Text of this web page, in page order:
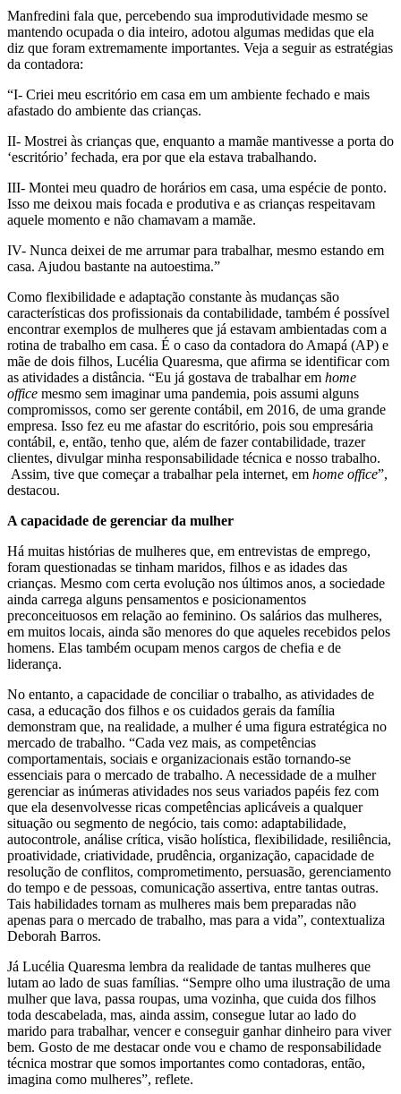
Manfredini fala que, percebendo sua improdutividade mesmo se
mantendo ocupada o dia inteiro, adotou algumas medidas que ela
diz que foram extremamente importantes. Veja a seguir as estratégias
da contadora:
“I- Criei meu escritório em casa em um ambiente fechado e mais
afastado do ambiente das crianças.
II- Mostrei às crianças que, enquanto a mamãe mantivesse a porta do
‘escritório’ fechada, era por que ela estava trabalhando.
III- Montei meu quadro de horários em casa, uma espécie de ponto.
Isso me deixou mais focada e produtiva e as crianças respeitavam
aquele momento e não chamavam a mamãe.
IV- Nunca deixei de me arrumar para trabalhar, mesmo estando em
casa. Ajudou bastante na autoestima.”
Como flexibilidade e adaptação constante às mudanças são
características dos profissionais da contabilidade, também é possível
encontrar exemplos de mulheres que já estavam ambientadas com a
rotina de trabalho em casa. É o caso da contadora do Amapá (AP) e
mãe de dois filhos, Lucélia Quaresma, que afirma se identificar com
as atividades a distância. “Eu já gostava de trabalhar em home
office mesmo sem imaginar uma pandemia, pois assumi alguns
compromissos, como ser gerente contábil, em 2016, de uma grande
empresa. Isso fez eu me afastar do escritório, pois sou empresária
contábil, e, então, tenho que, além de fazer contabilidade, trazer
clientes, divulgar minha responsabilidade técnica e nosso trabalho.
Assim, tive que começar a trabalhar pela internet, em home office”,
destacou.
A capacidade de gerenciar da mulher
Há muitas histórias de mulheres que, em entrevistas de emprego,
foram questionadas se tinham maridos, filhos e as idades das
crianças. Mesmo com certa evolução nos últimos anos, a sociedade
ainda carrega alguns pensamentos e posicionamentos
preconceituosos em relação ao feminino. Os salários das mulheres,
em muitos locais, ainda são menores do que aqueles recebidos pelos
homens. Elas também ocupam menos cargos de chefia e de
liderança.
No entanto, a capacidade de conciliar o trabalho, as atividades de
casa, a educação dos filhos e os cuidados gerais da família
demonstram que, na realidade, a mulher é uma figura estratégica no
mercado de trabalho. “Cada vez mais, as competências
comportamentais, sociais e organizacionais estão tornando-se
essenciais para o mercado de trabalho. A necessidade de a mulher
gerenciar as inúmeras atividades nos seus variados papéis fez com
que ela desenvolvesse ricas competências aplicáveis a qualquer
situação ou segmento de negócio, tais como: adaptabilidade,
autocontrole, análise crítica, visão holística, flexibilidade, resiliência,
proatividade, criatividade, prudência, organização, capacidade de
resolução de conflitos, comprometimento, persuasão, gerenciamento
do tempo e de pessoas, comunicação assertiva, entre tantas outras.
Tais habilidades tornam as mulheres mais bem preparadas não
apenas para o mercado de trabalho, mas para a vida”, contextualiza
Deborah Barros.
Já Lucélia Quaresma lembra da realidade de tantas mulheres que
lutam ao lado de suas famílias. “Sempre olho uma ilustração de uma
mulher que lava, passa roupas, uma vozinha, que cuida dos filhos
toda descabelada, mas, ainda assim, consegue lutar ao lado do
marido para trabalhar, vencer e conseguir ganhar dinheiro para viver
bem. Gosto de me destacar onde vou e chamo de responsabilidade
técnica mostrar que somos importantes como contadoras, então,
imagina como mulheres”, reflete.